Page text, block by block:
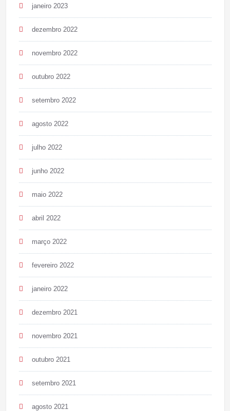
janeiro 2023
dezembro 2022
novembro 2022
outubro 2022
setembro 2022
agosto 2022
julho 2022
junho 2022
maio 2022
abril 2022
março 2022
fevereiro 2022
janeiro 2022
dezembro 2021
novembro 2021
outubro 2021
setembro 2021
agosto 2021